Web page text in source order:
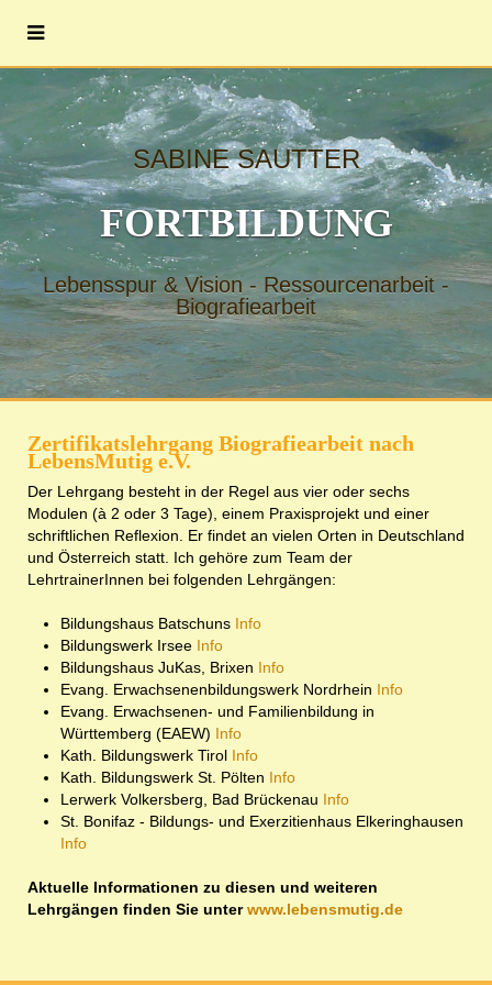
SABINE SAUTTER
FORTBILDUNG
Lebensspur & Vision - Ressourcenarbeit -
Biografiearbeit
Zertifikatslehrgang Biografiearbeit nach
LebensMutig e.V.
Der Lehrgang besteht in der Regel aus vier oder sechs
Modulen (à 2 oder 3 Tage), einem Praxisprojekt und einer
schriftlichen Reflexion. Er findet an vielen Orten in Deutschland
und Österreich statt. Ich gehöre zum Team der
LehrtrainerInnen bei folgenden Lehrgängen:
Bildungshaus Batschuns Info
Bildungswerk Irsee Info
Bildungshaus JuKas, Brixen Info
Evang. Erwachsenenbildungswerk Nordrhein Info
Evang. Erwachsenen- und Familienbildung in
Württemberg (EAEW) Info
Kath. Bildungswerk Tirol Info
Kath. Bildungswerk St. Pölten Info
Lerwerk Volkersberg, Bad Brückenau Info
St. Bonifaz - Bildungs- und Exerzitienhaus Elkeringhausen
Info
Aktuelle Informationen zu diesen und weiteren
Lehrgängen finden Sie unterwww.lebensmutig.de